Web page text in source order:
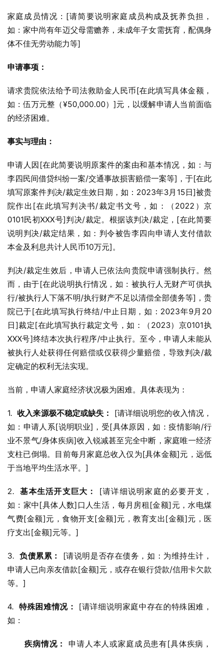
家庭成员情况：[请简要说明家庭成员构成及抚养负担，
如：家中尚有年迈父母需赡养，未成年子女需抚育，配偶身
体不佳无劳动能力等]
申请事项：
请求贵院依法给予司法救助金人民币[在此填写具体金额，
如：伍万元整（¥50,000.00）]元，以缓解申请人当前面临
的经济困难。
事实与理由：
申请人因[在此简要说明原案件的案由和基本情况，如：与
李四民间借贷纠纷一案/交通事故损害赔偿一案等]，于[在此
填写原案件判决/裁定生效日期，如：2023年3月15日]被贵
院作出[在此填写判决书/裁定书文号，如：（2022）京
0101民初XXX号]判决/裁定。根据该判决/裁定，[在此简要
说明判决/裁定结果，如：判令被告李四向申请人支付借款
本金及利息共计人民币10万元]。
判决/裁定生效后，申请人已依法向贵院申请强制执行。然
而，由于[在此说明执行情况，如：被执行人无财产可供执
行/被执行人下落不明/执行财产不足以清偿全部债务等]，贵
院已于[在此填写执行终结/中止日期，如：2023年9月20
日]裁定[在此填写执行裁定文号，如：（2023）京0101执
XXX号]终结本次执行程序/中止执行。至今，申请人未能从
被执行人处获得任何赔偿或仅获得少量赔偿，导致判决/裁
定确定的权利无法实现。
当前，申请人家庭经济状况极为困难。具体表现为：
1. 收入来源极不稳定或缺失：
[请详细说明您的收入情况，
如：申请人系[说明职业]，受[具体原因，如：疫情影响/行
业不景气/身体疾病]收入锐减甚至完全中断，家庭唯一经济
支柱已倒塌。目前每月家庭总收入仅为[具体金额]元，远低
于当地平均生活水平。]
2. 基本生活开支巨大：
[请详细说明家庭的必要开支，
如：家中[具体人数]口人生活，每月房租[金额]元，水电煤
气费[金额]元，食物开支[金额]元，教育支出[金额]元，医
疗支出[金额]元等。]
3. 负债累累：
[请说明是否存在债务，如：为维持生计，
申请人已向亲友借款[金额]元，或存在银行贷款/信用卡欠款
等。]
4. 特殊困难情况：
[请详细说明家庭中存在的特殊困难，
如：
疾病情况：
申请人本人或家庭成员患有[具体疾病，